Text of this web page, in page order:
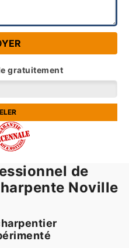
gratuitement
de
Noville